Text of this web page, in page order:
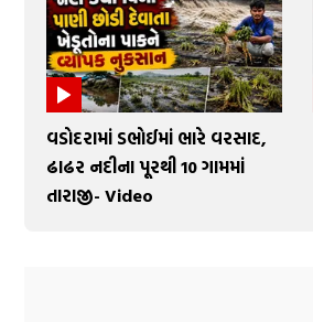
વડોદરામાં ડભોઈમાં ભારે વરસાદ,
ઢાઢર નદીના પૂરથી 10 ગામમાં
તારાજી- Video